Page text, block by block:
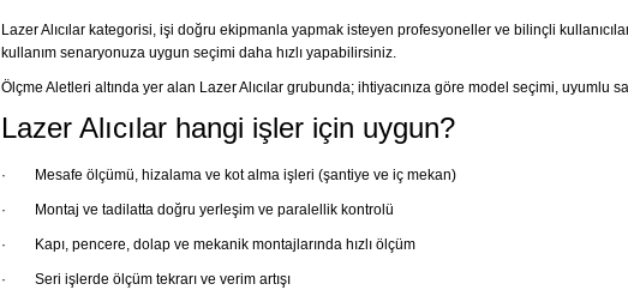
Lazer Alıcılar kategorisi, işi doğru ekipmanla yapmak isteyen profesyoneller ve bilinçli
kullanım senaryonuza uygun seçimi daha hızlı yapabilirsiniz.
Ölçme Aletleri altında yer alan Lazer Alıcılar grubunda; ihtiyacınıza göre model seçimi,
Lazer Alıcılar hangi işler için uygun?
· Mesafe ölçümü, hizalama ve kot alma işleri (şantiye ve iç mekan)
· Montaj ve tadilatta doğru yerleşim ve paralellik kontrolü
· Kapı, pencere, dolap ve mekanik montajlarında hızlı ölçüm
· Seri işlerde ölçüm tekrarı ve verim artışı